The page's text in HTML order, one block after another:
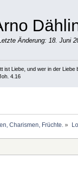
Änderung: 18. Juni
ist Liebe, und wer in der Liebe
4.16
Charismen, Früchte. »